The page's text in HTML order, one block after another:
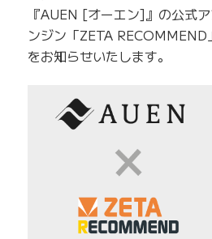
『AUEN [オーエン]』の公式
ンジン「ZETA RECOMMEND
をお知らせいたします。